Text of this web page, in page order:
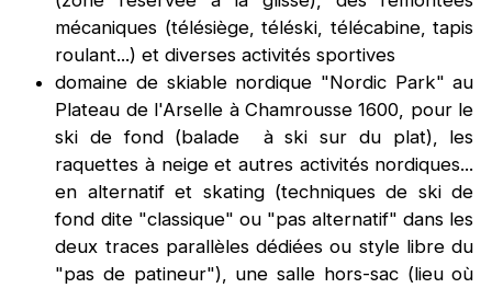
mécaniques (télésiège, téléski, télécabine, tapis
roulant...) et diverses activités sportives
domaine de skiable nordique "Nordic Park" au
Plateau de l'Arselle à Chamrousse 1600, pour le
ski de fond (balade à ski sur du plat), les
raquettes à neige et autres activités nordiques...
en alternatif et skating (techniques de ski de
fond dite "classique" ou "pas alternatif" dans les
deux traces parallèles dédiées ou style libre du
"pas de patineur"), une salle hors-sac (lieu où